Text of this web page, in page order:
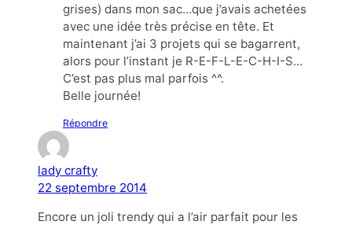
grises) dans mon sac…que j’avais achetées
avec une idée très précise en tête. Et
maintenant j’ai 3 projets qui se bagarrent,
alors pour l’instant je R-E-F-L-E-C-H-I-S…
C’est pas plus mal parfois ^^.
Belle journée!
Répondre
lady crafty
22 septembre 2014
Encore un joli trendy qui a l’air parfait pour les